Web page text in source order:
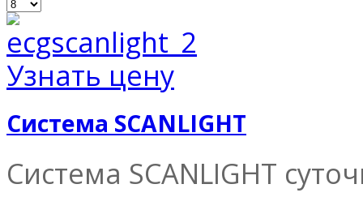
Узнать цену
Система SCANLIGHT
Система SCANLIGHT